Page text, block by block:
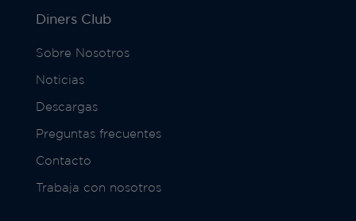
Diners Club
Sobre Nosotros
Noticias
Descargas
Preguntas frecuentes
Contacto
Trabaja con nosotros